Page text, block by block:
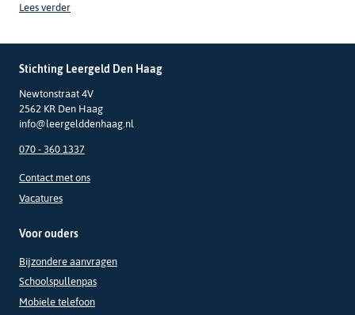
Lees verder
Stichting Leergeld Den Haag
Newtonstraat 4V
2562 KR Den Haag
info@leergelddenhaag.nl
070 - 360 1337
Contact met ons
Vacatures
Voor ouders
Bijzondere aanvragen
Schoolspullenpas
Mobiele telefoon